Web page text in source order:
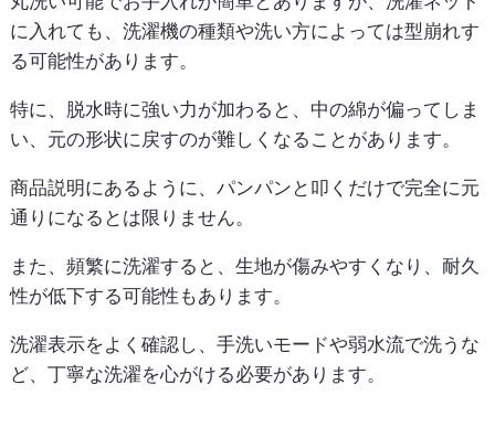
に入れても、洗濯機の種類や洗い方によっては型崩れす
る可能性があります。
特に、脱水時に強い力が加わると、中の綿が偏ってしま
い、元の形状に戻すのが難しくなることがあります。
商品説明にあるように、パンパンと叩くだけで完全に元
通りになるとは限りません。
また、頻繁に洗濯すると、生地が傷みやすくなり、耐久
性が低下する可能性もあります。
洗濯表示をよく確認し、手洗いモードや弱水流で洗うな
ど、丁寧な洗濯を心がける必要があります。